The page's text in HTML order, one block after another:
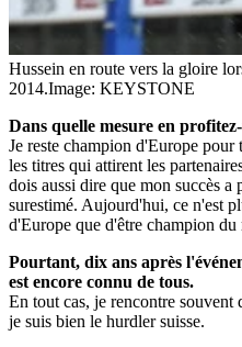
Hussein en route vers la gloire
2014.Image: KEYSTONE
Dans quelle mesure en
Je reste champion d'Europe pour
les titres qui attirent les
dois aussi dire que mon succès a
surestimé. Aujourd'hui, ce n'est
d'Europe que d'être champion
Pourtant, dix ans après
est encore connu de tous.
En tout cas, je rencontre souvent
je suis bien le hurdler suisse.